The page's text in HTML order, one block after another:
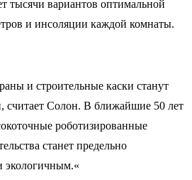
тысячи вариантов оптимальной
и инсоляции каждой комнаты.
и строительные каски станут
считает Солон. В ближайшие 50 лет
роботизированные
станет предельно
экологичным.«